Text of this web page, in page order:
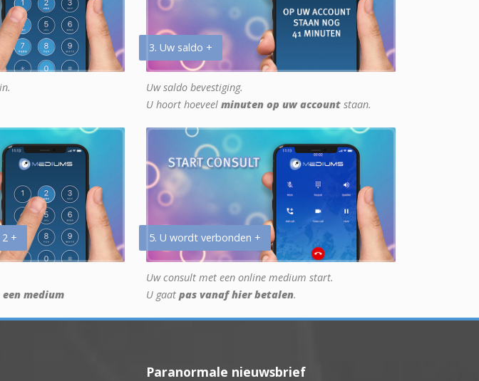
3. Uw saldo +
Uw saldo bevestiging.
U hoort hoeveel minuten op uw account staan.
+
medium
5. U wordt verbonden +
Uw consult met een online medium start.
U gaat pas vanaf hier betalen.
Paranormale nieuwsbrief